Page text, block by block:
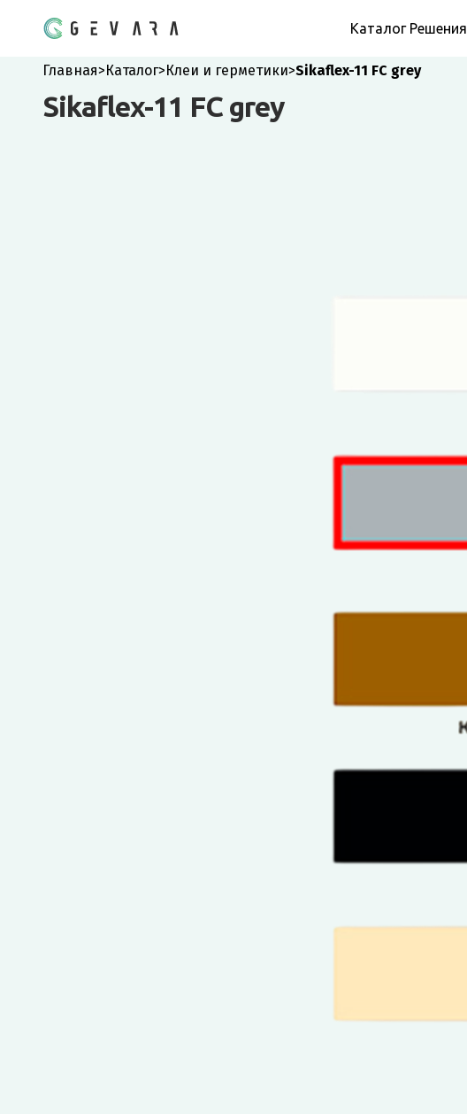
Каталог Решения
Главная>Каталог>Клеи и герметики>Sikaflex-11 FC grey
Sikaflex-11 FC grey